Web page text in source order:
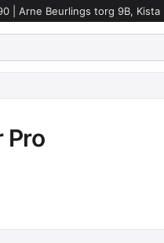
| Arne Beurlings torg 9B, Kista |
Pro